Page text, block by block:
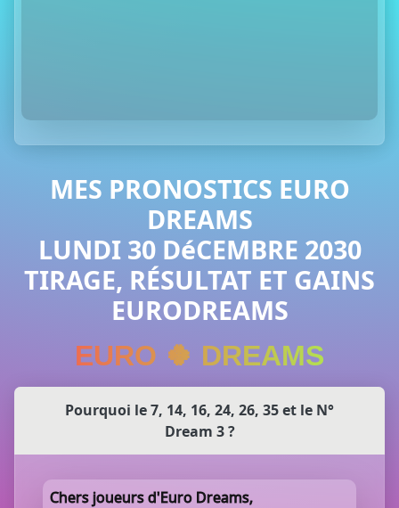
MES PRONOSTICS EURO
DREAMS
LUNDI 30 DéCEMBRE 2030
TIRAGE, RÉSULTAT ET GAINS
EURODREAMS
EURO 🍀 DREAMS
Pourquoi le 7, 14, 16, 24, 26, 35 et le N°
Dream 3 ?
Chers joueurs d'Euro Dreams,